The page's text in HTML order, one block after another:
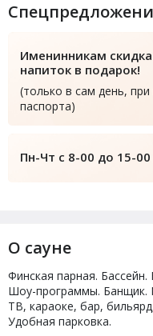
Именинникам
напиток в подарок!
(только в сам день,
паспорта)
Пн-Чт с 8-00 до 15-00
О сауне
Финская парная. Бассейн.
Шоу-программы. Банщик.
ТВ, караоке, бар,
Удобная парковка.